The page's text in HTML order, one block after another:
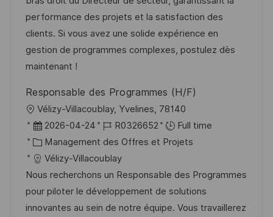
a
t
i
o
f
f
i
a
g
n
c
e
d
p
o
s
t
e
o
r
i
e
performance des projets et la satisfaction des
clients. Si vous avez une solide expérience en
gestion de programmes complexes, postulez dès
maintenant !
Responsable des Programmes (H/F)
o
c
a
l
i
s
Vélizy-Villacoublay, Yvelines, 78140
D
a
t
e
d
’
2026-04-24
R
é
f
é
r
e
R0326652
Full time
C
a
t
é
g
Management des Offres et Projets
Vélizy-Villacoublay
Nous recherchons un Responsable des Programmes
pour piloter le développement de solutions
innovantes au sein de notre équipe. Vous travaillerez